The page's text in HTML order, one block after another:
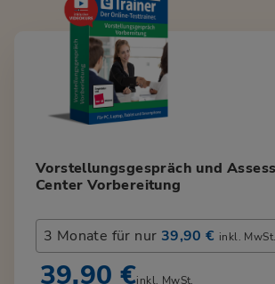
Vorstellungsgespräch und
Center Vorbereitung
3 Monate für nur 39,90 € inkl. MwSt.
39,90 €inkl. MwSt.